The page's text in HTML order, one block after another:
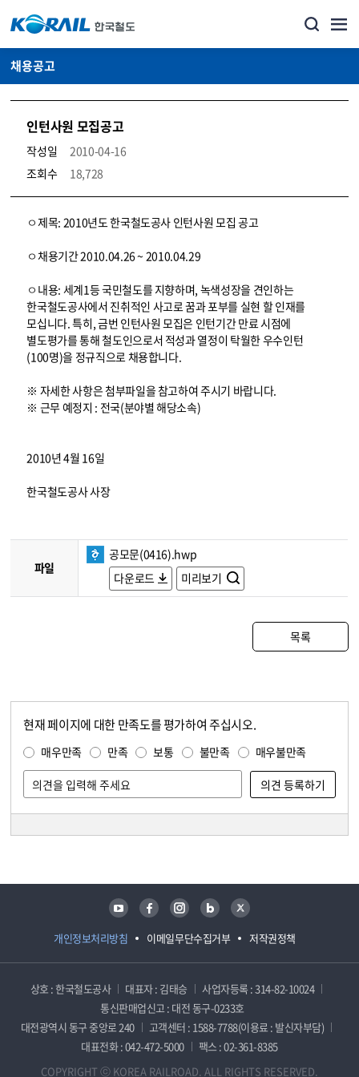
채용공고
인턴사원 모집공고
작성일
2010-04-16
조회수
18,728
코레일소개_경영공시_채용공고 상세보기 – 내용, 파일, 담당자 연락처로 구성
ㅇ제목: 2010년도 한국철도공사 인턴사원 모집 공고
ㅇ채용기간 2010.04.26 ~ 2010.04.29
ㅇ내용: 세계1등 국민철도를 지향하며, 녹색성장을 견인하는
한국철도공사에서 진취적인 사고로 꿈과 포부를 실현 할 인재를
모십니다. 특히, 금번 인턴사원 모집은 인턴기간 만료 시점에
별도평가를 통해 철도인으로서 적성과 열정이 탁월한 우수인턴
(100명)을 정규직으로 채용합니다.
※ 자세한 사항은 첨부파일을 참고하여 주시기 바랍니다.
※ 근무 예정지 : 전국(분야별 해당소속)
2010년 4월 16일
한국철도공사 사장
파일
공모문(0416).hwp
다운로드
미리보기
목록
현재 페이지에 대한 만족도를 평가하여 주십시오.
매우만족 만족 보통 불만족 매우불만족
개인정보처리방침 이메일무단수집거부 저작권정책
유튜브 페이스북 인스타그램 블로그 트위터
상호 : 한국철도공사 대표자 : 김태승
사업자등록 : 314-82-10024
통신판매업신고 : 대전 동구-0233호
대전광역시 동구 중앙로 240
고객센터 : 1588-7788(이용료 : 발신자부담)
대표전화 : 042-472-5000
팩스 : 02-361-8385
COPYRIGHT ⓒ KOREA RAILROAD. ALL RIGHTS RESERVED.